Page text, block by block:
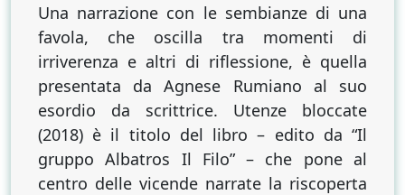
BLOCCATE.
Agnese
Rumiano
l’amore
ai
tempi
dei
social
Una narrazione con le sembianze di una
favola, che oscilla tra momenti di
irriverenza e altri di riflessione, è quella
presentata da Agnese Rumiano al suo
esordio da scrittrice. Utenze bloccate
(2018) è il titolo del libro – edito da “Il
gruppo Albatros Il Filo” – che pone al
centro delle vicende narrate la riscoperta